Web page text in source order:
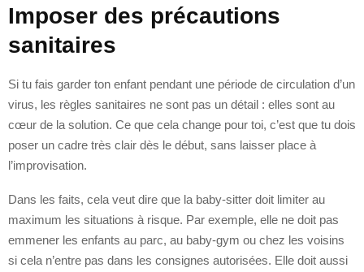
Imposer des précautions
sanitaires
Si tu fais garder ton enfant pendant une période de circulation d’un
virus, les règles sanitaires ne sont pas un détail : elles sont au
cœur de la solution. Ce que cela change pour toi, c’est que tu dois
poser un cadre très clair dès le début, sans laisser place à
l’improvisation.
Dans les faits, cela veut dire que la baby-sitter doit limiter au
maximum les situations à risque. Par exemple, elle ne doit pas
emmener les enfants au parc, au baby-gym ou chez les voisins
si cela n’entre pas dans les consignes autorisées. Elle doit aussi